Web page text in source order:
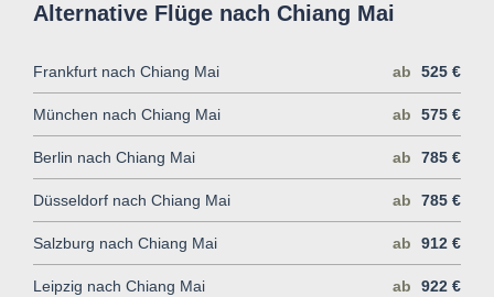
Alternative Flüge nach Chiang Mai
Frankfurt nach Chiang Mai ab 525 €
München nach Chiang Mai ab 575 €
Berlin nach Chiang Mai ab 785 €
Düsseldorf nach Chiang Mai ab 785 €
Salzburg nach Chiang Mai ab 912 €
Leipzig nach Chiang Mai ab 922 €